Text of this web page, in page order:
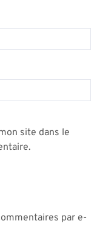
site dans le
par e-